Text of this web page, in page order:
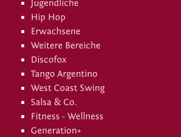
Jugendliche
Hip Hop
Erwachsene
Weitere Bereiche
Discofox
Tango Argentino
West Coast Swing
Salsa & Co.
Fitness - Wellness
Generation+